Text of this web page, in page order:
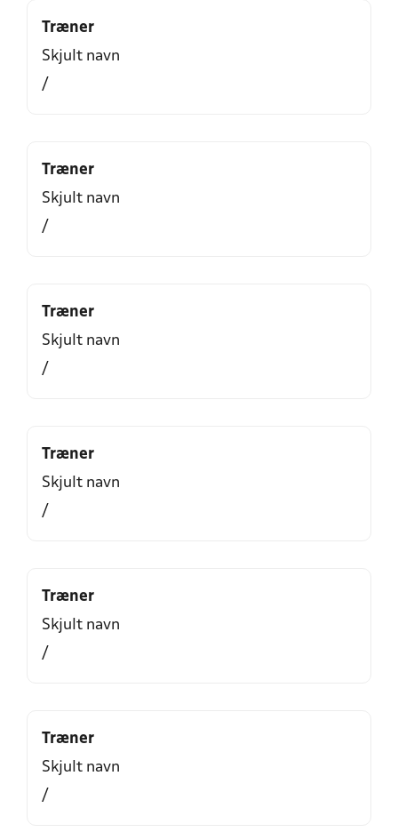
Træner
Skjult navn
/
Træner
Skjult navn
/
Træner
Skjult navn
/
Træner
Skjult navn
/
Træner
Skjult navn
/
Træner
Skjult navn
/